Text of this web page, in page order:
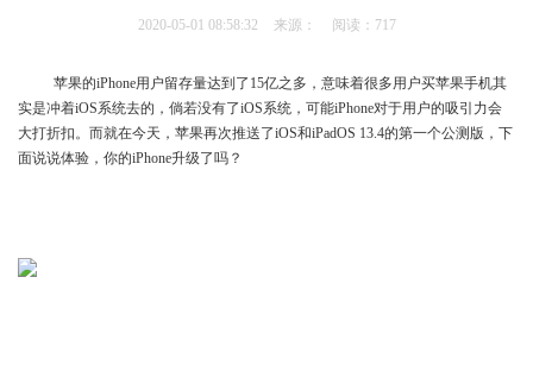
2020-05-01 08:58:32 来源： 阅读：717
苹果的iPhone用户留存量达到了15亿之多，意味着很多用户买苹果手机其
实是冲着iOS系统去的，倘若没有了iOS系统，可能iPhone对于用户的吸引力会
大打折扣。而就在今天，苹果再次推送了iOS和iPadOS 13.4的第一个公测版，下
面说说体验，你的iPhone升级了吗？